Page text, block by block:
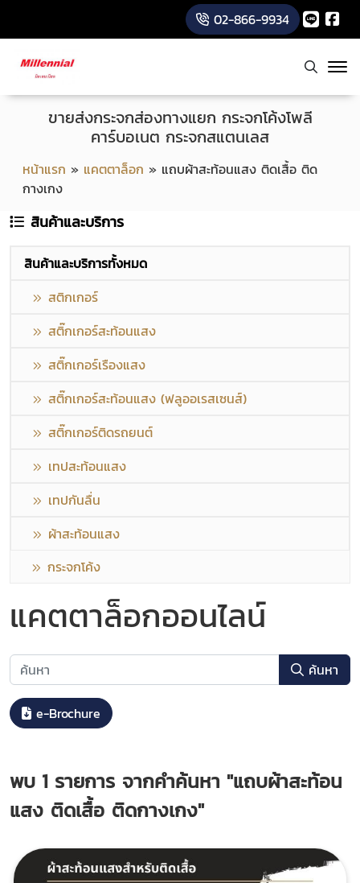
02-866-9934
หน้าแรก » แคตตาล็อก » แถบผ้าสะท้อนแสง ติดเสื้อ ติด
กางเกง
ขายส่งกระจกส่องทางแยก กระจกโค้งโพลี
คาร์บอเนต กระจกสแตนเลส
สินค้าและบริการ
สินค้าและบริการทั้งหมด
สติกเกอร์
สติ๊กเกอร์สะท้อนแสง
สติ๊กเกอร์เรืองแสง
สติ๊กเกอร์สะท้อนแสง (ฟลูออเรสเซนส์)
สติ๊กเกอร์ติดรถยนต์
เทปสะท้อนแสง
เทปกันลื่น
ผ้าสะท้อนแสง
กระจกโค้ง
แคตตาล็อกออนไลน์
ค้นหา
e-Brochure
พบ 1 รายการ จากคำค้นหา "แถบผ้าสะท้อน
แสง ติดเสื้อ ติดกางเกง"